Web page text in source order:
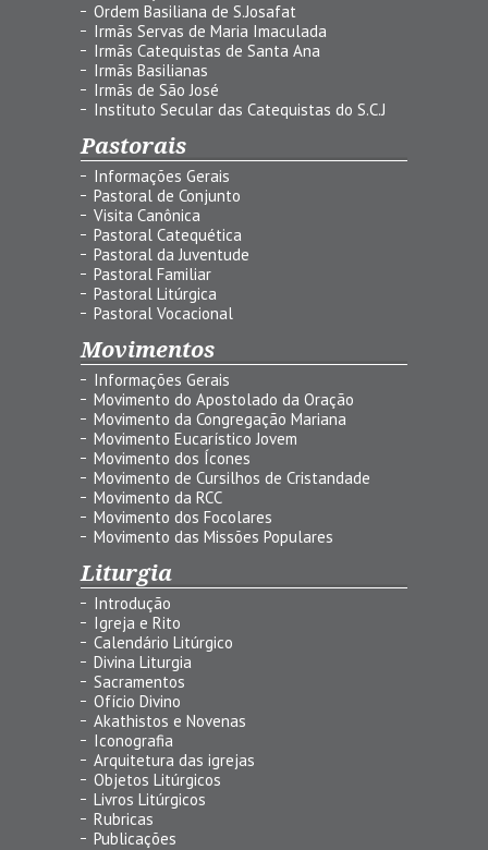
Ordem Basiliana de S.Josafat
Irmãs Servas de Maria Imaculada
Irmãs Catequistas de Santa Ana
Irmãs Basilianas
Irmãs de São José
Instituto Secular das Catequistas do S.C.J
Pastorais
Informações Gerais
Pastoral de Conjunto
Visita Canônica
Pastoral Catequética
Pastoral da Juventude
Pastoral Familiar
Pastoral Litúrgica
Pastoral Vocacional
Movimentos
Informações Gerais
Movimento do Apostolado da Oração
Movimento da Congregação Mariana
Movimento Eucarístico Jovem
Movimento dos Ícones
Movimento de Cursilhos de Cristandade
Movimento da RCC
Movimento dos Focolares
Movimento das Missões Populares
Liturgia
Introdução
Igreja e Rito
Calendário Litúrgico
Divina Liturgia
Sacramentos
Ofício Divino
Akathistos e Novenas
Iconografia
Arquitetura das igrejas
Objetos Litúrgicos
Livros Litúrgicos
Rubricas
Publicações